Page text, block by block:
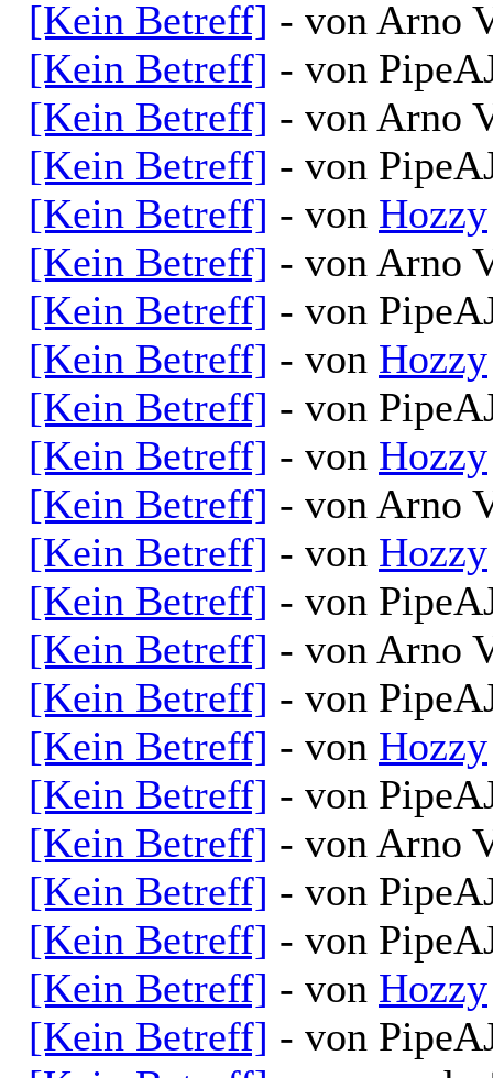
[Kein Betreff] - von Arno
[Kein Betreff] - von
[Kein Betreff] - von Arno
[Kein Betreff] - von
[Kein Betreff] - von Hozzy
[Kein Betreff] - von Arno
[Kein Betreff] - von
[Kein Betreff] - von Hozzy
[Kein Betreff] - von
[Kein Betreff] - von Hozzy
[Kein Betreff] - von Arno
[Kein Betreff] - von Hozzy
[Kein Betreff] - von
[Kein Betreff] - von Arno
[Kein Betreff] - von
[Kein Betreff] - von Hozzy
[Kein Betreff] - von
[Kein Betreff] - von Arno
[Kein Betreff] - von
[Kein Betreff] - von
[Kein Betreff] - von Hozzy
[Kein Betreff] - von